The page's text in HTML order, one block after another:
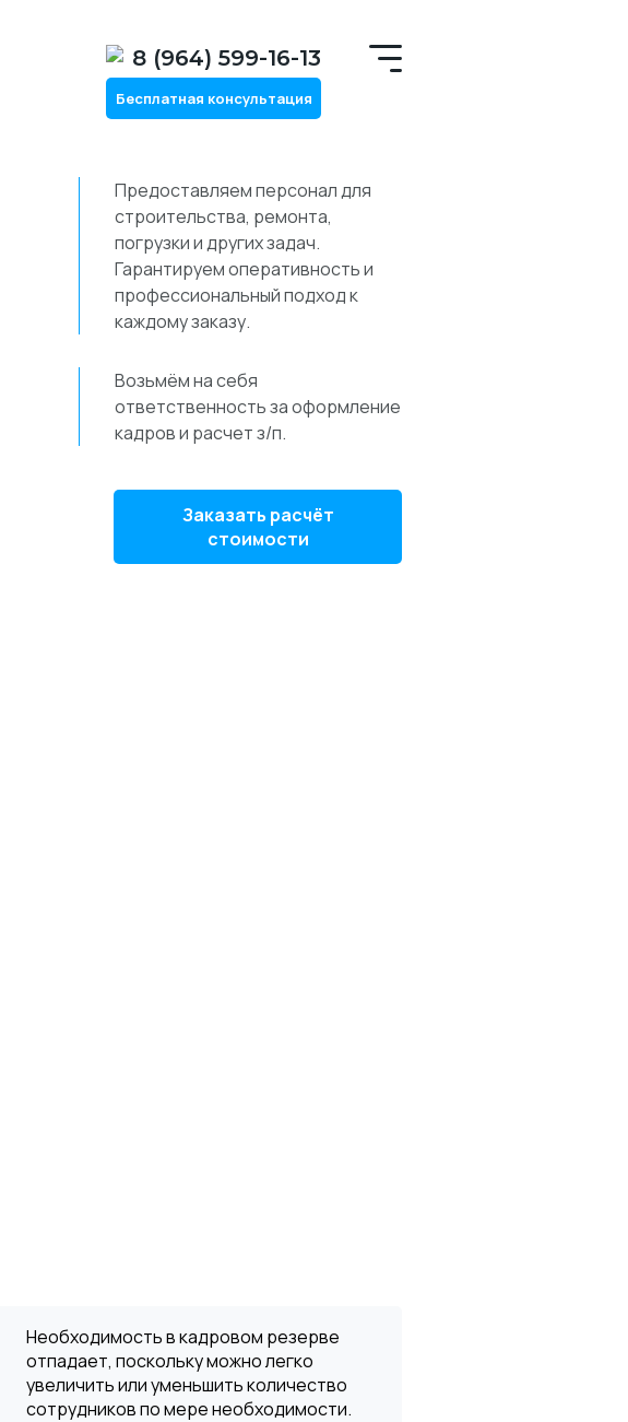
8 (964) 599-16-13
Бесплатная консультация
Предоставляем персонал для
строительства, ремонта,
погрузки и других задач.
Гарантируем оперативность и
профессиональный подход к
каждому заказу.
Возьмём на себя
ответственность за оформление
кадров и расчет з/п.
Заказать расчёт
стоимости
Необходимость в кадровом резерве
отпадает, поскольку можно легко
увеличить или уменьшить количество
сотрудников по мере необходимости.